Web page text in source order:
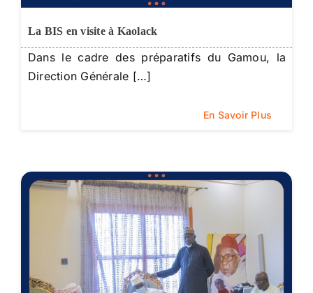
La BIS en visite à Kaolack
Dans le cadre des préparatifs du Gamou, la
Direction Générale […]
En Savoir Plus